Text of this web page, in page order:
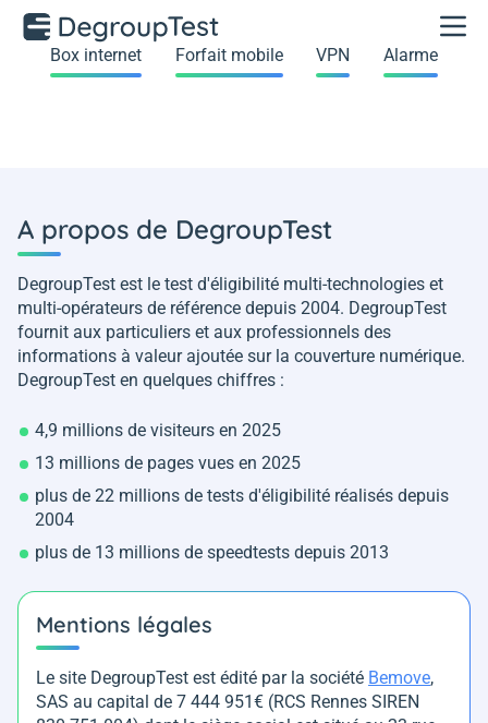
Box internet Forfait mobile VPN Alarme
A propos de DegroupTest
DegroupTest est le test d'éligibilité multi-technologies et
multi-opérateurs de référence depuis 2004. DegroupTest
fournit aux particuliers et aux professionnels des
informations à valeur ajoutée sur la couverture numérique.
DegroupTest en quelques chiffres :
4,9 millions de visiteurs en 2025
13 millions de pages vues en 2025
plus de 22 millions de tests d'éligibilité réalisés depuis
2004
plus de 13 millions de speedtests depuis 2013
Mentions légales
Le site DegroupTest est édité par la société Bemove,
SAS au capital de 7 444 951€ (RCS Rennes SIREN